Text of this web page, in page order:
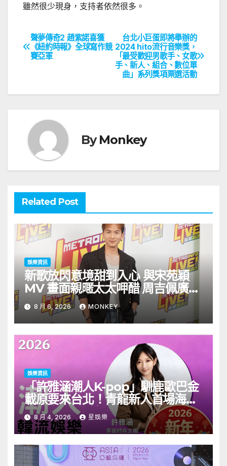
雖然很少現身，支持者依然很多。
文
章
台北小巨蛋即將舉辦的
2024 hito流行音樂獎，
「最受歡迎男歌手、女歌
手、新人、組合、數位單
曲」系列獎項票選活動
聲夢傳奇2 趙紫諾喜獲
《紐約時報》全球寫作競
賽亞軍
ByMonkey
Related Post
娛樂資訊
新歌放閃意境甜到入心 與宋苑穎
MV 畫面親暱太太呷醋 周吉佩廣州
一日三場熱血 Busking
8 月 6, 2026 MONKEY
娛樂資訊
「許雅涵潮人K-pop」馴鹿歐巴金
載原要來台北！青龍新人首場海外
見面會8/9開搶
8 月 4, 2026 星娛樂